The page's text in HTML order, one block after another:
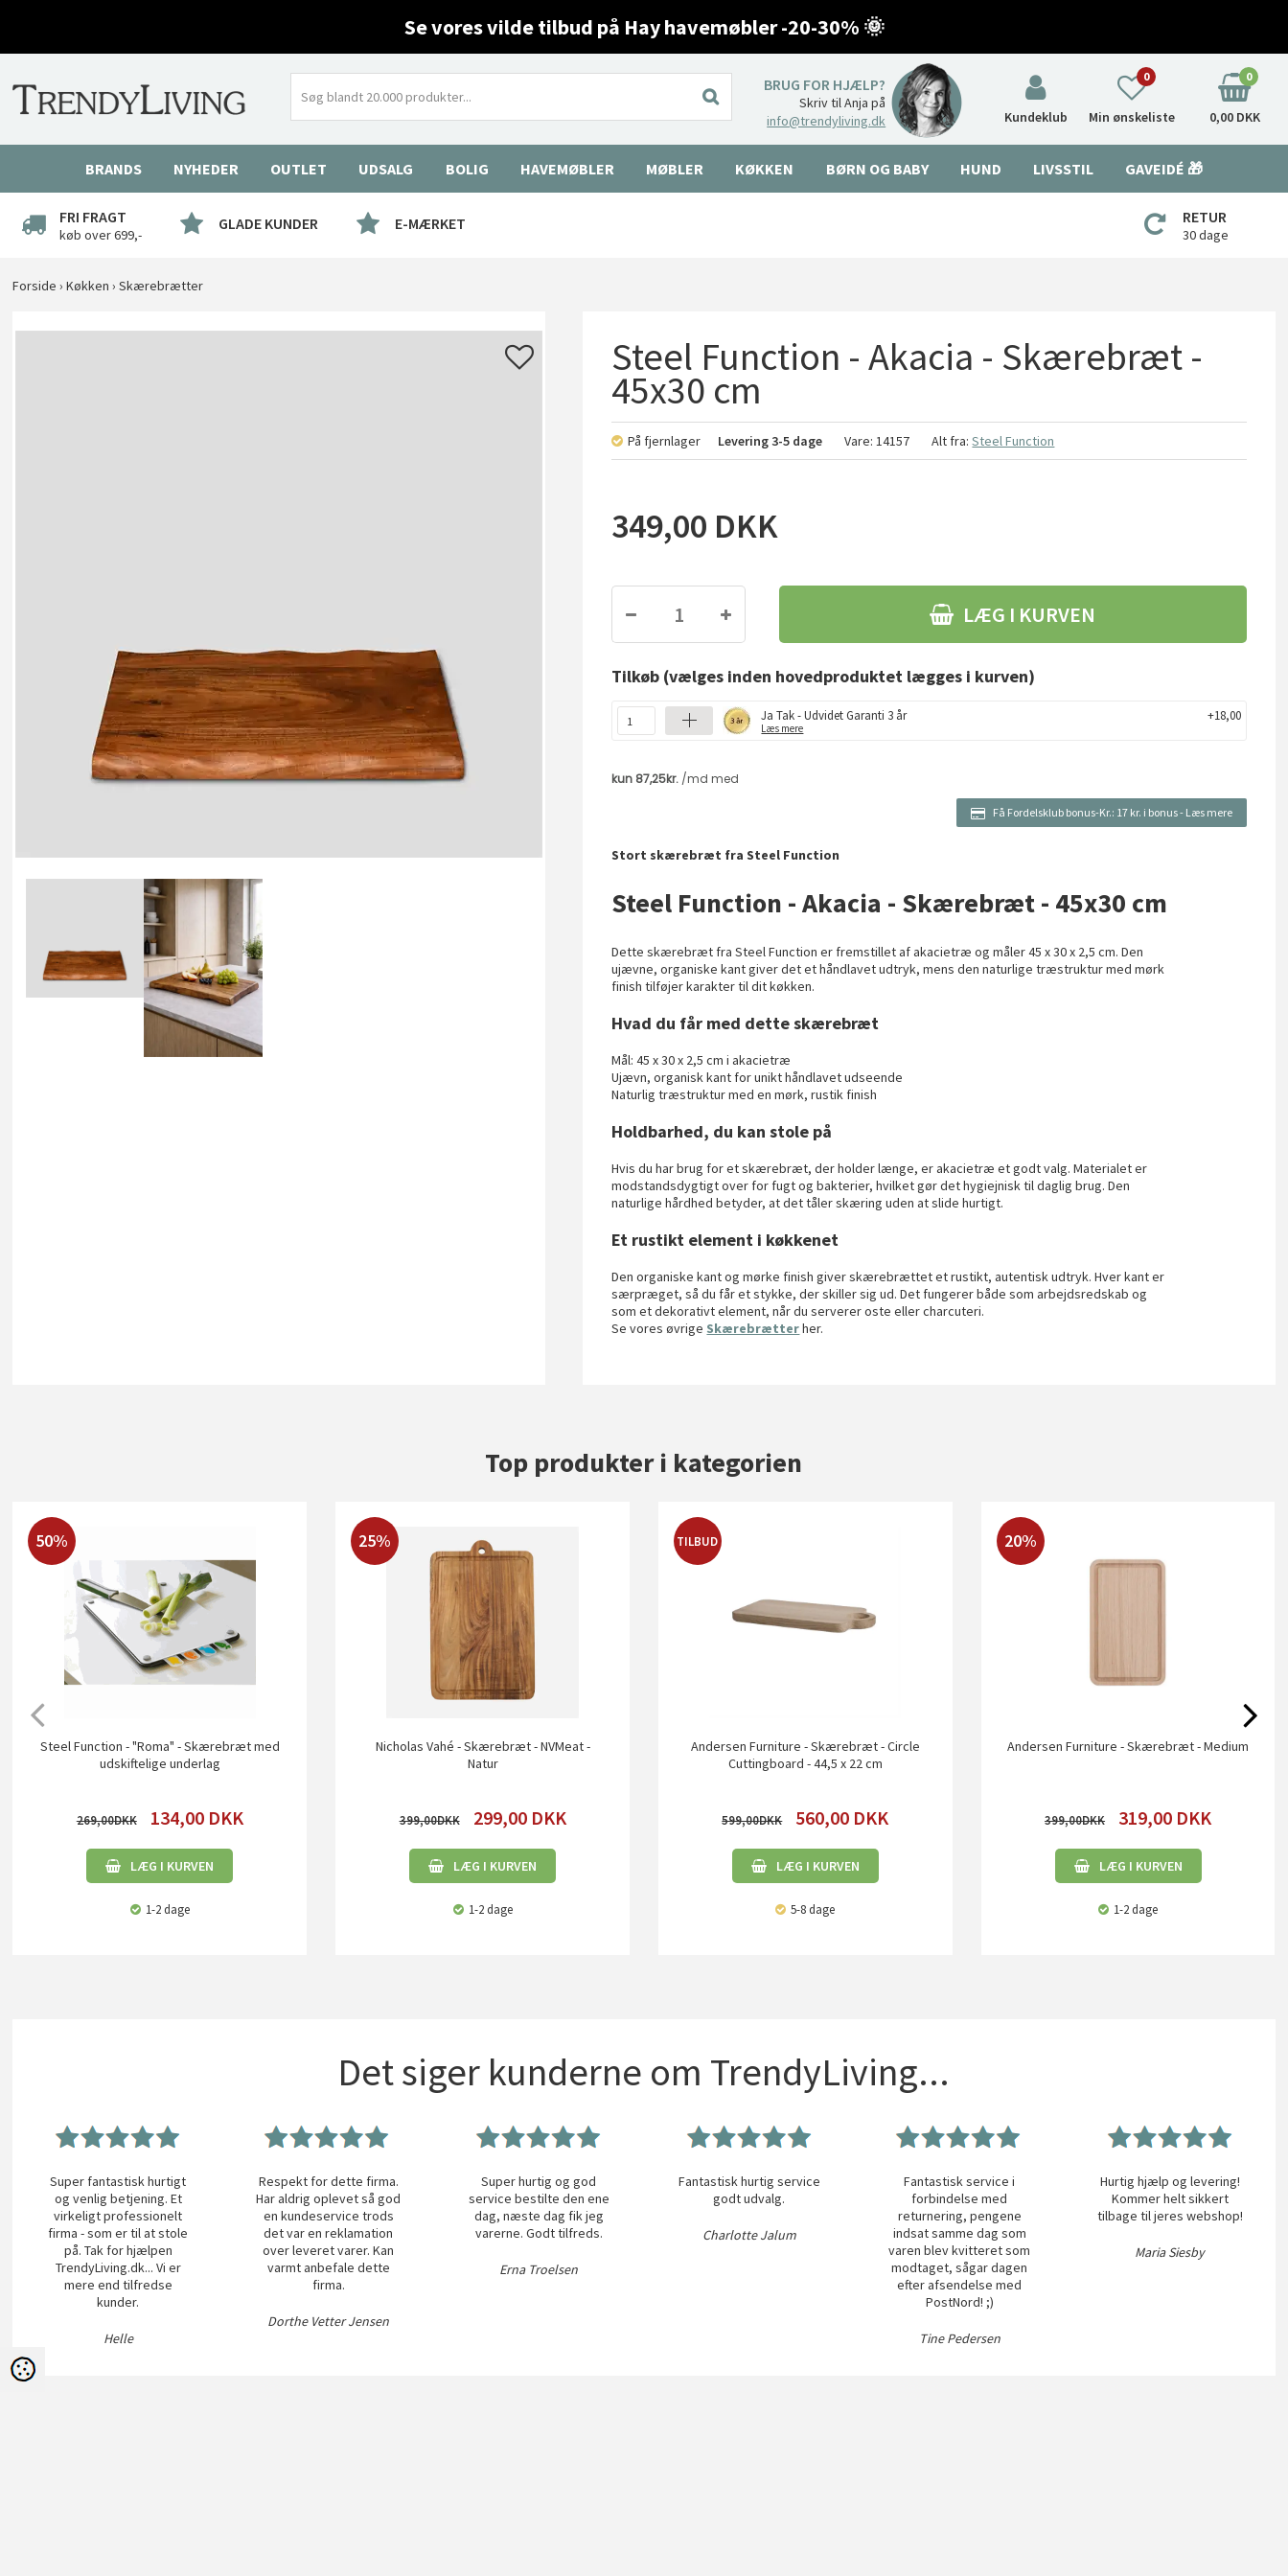
Se vores vilde tilbud på Hay havemøbler -20-30% 🌞
BRUG FOR HJÆLP?
Skriv til Anja på
info@trendyliving.dk
Kundeklub Min ønskeliste
0 0
0,00 DKK
BRANDS NYHEDER OUTLET UDSALG BOLIG HAVEMØBLER MØBLER KØKKEN BØRN OG BABY HUND LIVSSTIL GAVEIDÉ 🎁
FRI FRAGT
køb over 699,-
GLADE KUNDER E-MÆRKET RETUR
30 dage
Forside ›Køkken ›Skærebrætter
Steel Function - Akacia - Skærebræt -
45x30 cm
På fjernlager Levering3-5 dage Vare:14157 Alt fra:Steel Function
349,00 DKK
LÆG I KURVEN
Tilkøb (vælges inden hovedproduktet lægges i kurven)
Ja Tak - Udvidet Garanti 3 år
Læs mere
+18,00
Få Fordelsklub bonus-Kr.: 17 kr. i bonus- Læs mere
Stort skærebræt fra Steel Function
Steel Function - Akacia - Skærebræt - 45x30 cm
Dette skærebræt fra Steel Function er fremstillet af akacietræ og måler 45 x 30 x 2,5 cm. Den
ujævne, organiske kant giver det et håndlavet udtryk, mens den naturlige træstruktur med mørk
finish tilføjer karakter til dit køkken.
Hvad du får med dette skærebræt
Mål: 45 x 30 x 2,5 cm i akacietræ
Ujævn, organisk kant for unikt håndlavet udseende
Naturlig træstruktur med en mørk, rustik finish
Holdbarhed, du kan stole på
Hvis du har brug for et skærebræt, der holder længe, er akacietræ et godt valg. Materialet er
modstandsdygtigt over for fugt og bakterier, hvilket gør det hygiejnisk til daglig brug. Den
naturlige hårdhed betyder, at det tåler skæring uden at slide hurtigt.
Et rustikt element i køkkenet
Den organiske kant og mørke finish giver skærebrættet et rustikt, autentisk udtryk. Hver kant er
særpræget, så du får et stykke, der skiller sig ud. Det fungerer både som arbejdsredskab og
som et dekorativt element, når du serverer oste eller charcuteri.
Se vores øvrige Skærebrætterher.
Top produkter i kategorien
50%
Steel Function - "Roma" - Skærebræt med
udskiftelige underlag
269,00 134,00 DKK
LÆG I KURVEN
1-2 dage
25%
Nicholas Vahé - Skærebræt - NVMeat -
Natur
399,00 299,00 DKK
LÆG I KURVEN
1-2 dage
TILBUD
Andersen Furniture - Skærebræt - Circle
Cuttingboard - 44,5 x 22 cm
599,00 560,00 DKK
LÆG I KURVEN
5-8 dage
20%
Andersen Furniture - Skærebræt - Medium
399,00 319,00 DKK
LÆG I KURVEN
1-2 dage
Det siger kunderne om TrendyLiving...
Super fantastisk hurtigt
og venlig betjening. Et
virkeligt professionelt
firma - som er til at stole
på. Tak for hjælpen
TrendyLiving.dk... Vi er
mere end tilfredse
kunder.
Helle
Respekt for dette firma.
Har aldrig oplevet så god
en kundeservice trods
det var en reklamation
over leveret varer. Kan
varmt anbefale dette
firma.
Dorthe Vetter Jensen
Super hurtig og god
service bestilte den ene
dag, næste dag fik jeg
varerne. Godt tilfreds.
Erna Troelsen
Fantastisk hurtig service
godt udvalg.
Charlotte Jalum
Fantastisk service i
forbindelse med
returnering, pengene
indsat samme dag som
varen blev kvitteret som
modtaget, sågar dagen
efter afsendelse med
PostNord! ;)
Tine Pedersen
Hurtig hjælp og levering!
Kommer helt sikkert
tilbage til jeres webshop!
Maria Siesby